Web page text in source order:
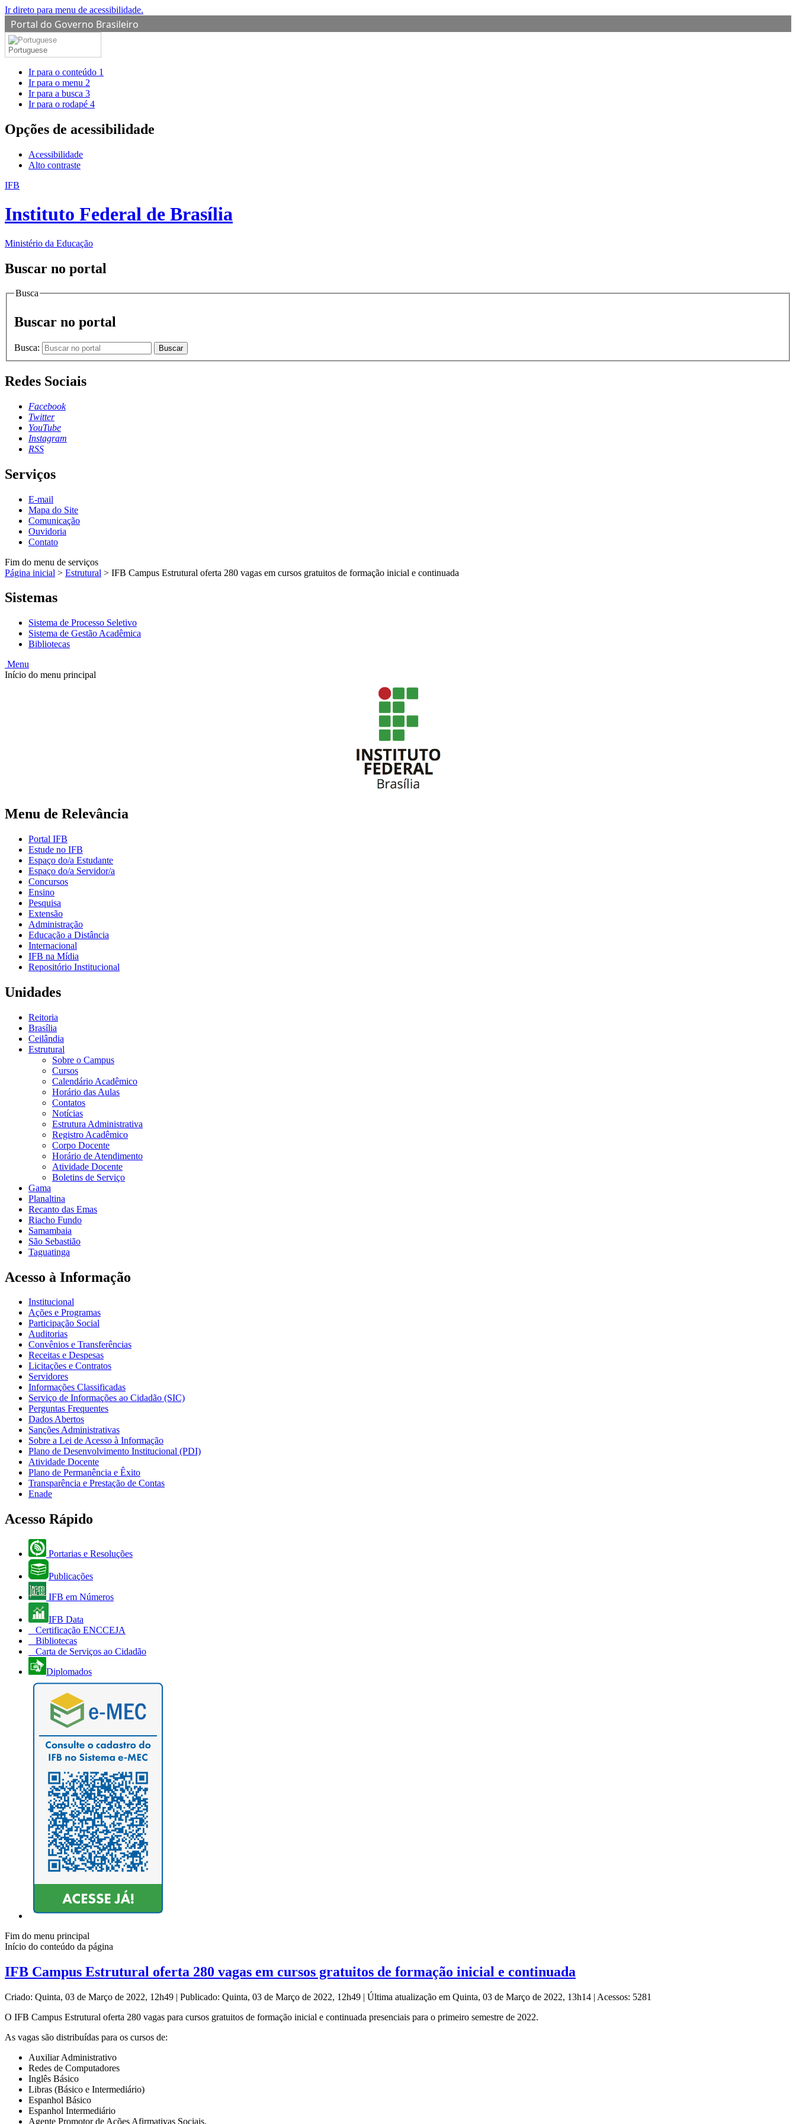
Ir direto para menu de acessibilidade.
Portal do Governo Brasileiro
Portuguese
Ir para o conteúdo 1
Ir para o menu 2
Ir para a busca 3
Ir para o rodapé 4
Opções de acessibilidade
Acessibilidade
Alto contraste
IFB
Instituto Federal de Brasília
Ministério da Educação
Buscar no portal
Busca
Buscar no portal
Busca: Buscar
Redes Sociais
Facebook
Twitter
YouTube
Instagram
RSS
Serviços
E-mail
Mapa do Site
Comunicação
Ouvidoria
Contato
Fim do menu de serviços
Página inicial > Estrutural > IFB Campus Estrutural oferta 280 vagas em cursos gratuitos de formação inicial e continuada
Sistemas
Sistema de Processo Seletivo
Sistema de Gestão Acadêmica
Bibliotecas
Menu
Início do menu principal
Menu de Relevância
Portal IFB
Estude no IFB
Espaço do/a Estudante
Espaço do/a Servidor/a
Concursos
Ensino
Pesquisa
Extensão
Administração
Educação a Distância
Internacional
IFB na Mídia
Repositório Institucional
Unidades
Reitoria
Brasília
Ceilândia
Estrutural
Sobre o Campus
Cursos
Calendário Acadêmico
Horário das Aulas
Contatos
Notícias
Estrutura Administrativa
Registro Acadêmico
Corpo Docente
Horário de Atendimento
Atividade Docente
Boletins de Serviço
Gama
Planaltina
Recanto das Emas
Riacho Fundo
Samambaia
São Sebastião
Taguatinga
Acesso à Informação
Institucional
Ações e Programas
Participação Social
Auditorias
Convênios e Transferências
Receitas e Despesas
Licitações e Contratos
Servidores
Informações Classificadas
Serviço de Informações ao Cidadão (SIC)
Perguntas Frequentes
Dados Abertos
Sanções Administrativas
Sobre a Lei de Acesso à Informação
Plano de Desenvolvimento Institucional (PDI)
Atividade Docente
Plano de Permanência e Êxito
Transparência e Prestação de Contas
Enade
Acesso Rápido
Portarias e Resoluções
Publicações
IFB em Números
IFB Data
Certificação ENCCEJA
Bibliotecas
Carta de Serviços ao Cidadão
Diplomados
Fim do menu principal
Início do conteúdo da página
IFB Campus Estrutural oferta 280 vagas em cursos gratuitos de formação inicial e continuada
Criado: Quinta, 03 de Março de 2022, 12h49 | Publicado: Quinta, 03 de Março de 2022, 12h49 | Última atualização em Quinta, 03 de Março de 2022, 13h14 | Acessos: 5281
O IFB Campus Estrutural oferta 280 vagas para cursos gratuitos de formação inicial e continuada presenciais para o primeiro semestre de 2022.
As vagas são distribuídas para os cursos de:
Auxiliar Administrativo
Redes de Computadores
Inglês Básico
Libras (Básico e Intermediário)
Espanhol Básico
Espanhol Intermediário
Agente Promotor de Ações Afirmativas Sociais.